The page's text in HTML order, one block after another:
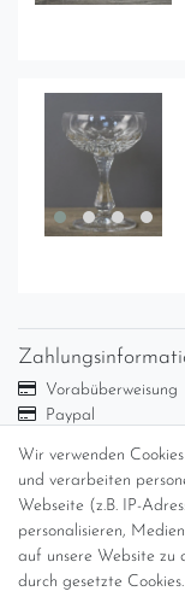
Wir verwenden
und verarbeiten
Webseite (z.B. IP-
personalisieren,
auf unsere Website zu
durch gesetzte
Vorabüberweisung
Paypal
Versand per GLS
(innerhalb